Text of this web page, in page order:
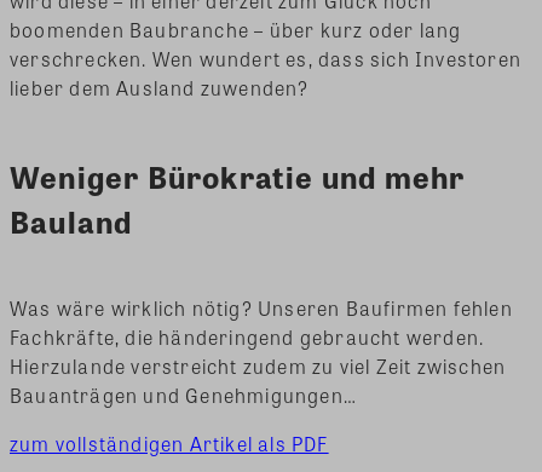
boomenden Baubranche – über kurz oder lang
verschrecken. Wen wundert es, dass sich Investoren
lieber dem Ausland zuwenden?
Weniger Bürokratie und mehr
Bauland
Was wäre wirklich nötig? Unseren Baufirmen fehlen
Fachkräfte, die händeringend gebraucht werden.
Hierzulande verstreicht zudem zu viel Zeit zwischen
Bauanträgen und Genehmigungen…
zum vollständigen Artikel als PDF